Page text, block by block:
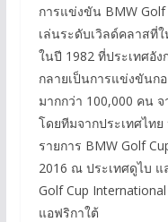
การแข่งขัน BMW
เล่นระดับเวิลด์คลาสที่
ในปี 1982 ที่ประเทศอั
กลายเป็นการแข่งขันก
มากกว่า 100,000 คน
โดยทีมจากประเทศไท
รายการ BMW Golf
2016 ณ ประเทศดูไบ แ
Golf Cup
แอฟริกาใต้